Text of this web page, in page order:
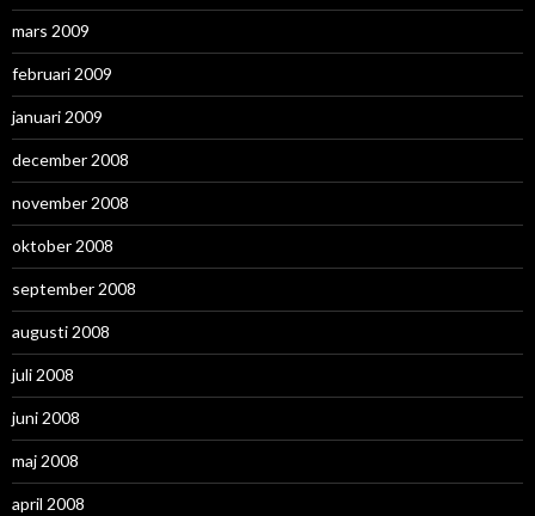
mars 2009
februari 2009
januari 2009
december 2008
november 2008
oktober 2008
september 2008
augusti 2008
juli 2008
juni 2008
maj 2008
april 2008